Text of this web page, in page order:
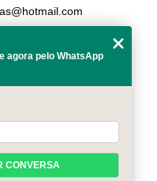
agora pelo WhatsApp
CONVERSA